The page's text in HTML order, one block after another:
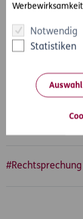
Notwendig
Statistiken
mehrmonatigen
bei der
gebracht, in
Der
Frau L.
Verhalten setzt,
#Rechtsprechung